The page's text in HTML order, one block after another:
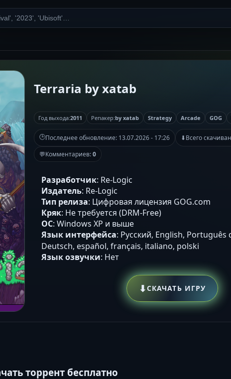
Terraria by xatab
Год выхода:2011 Репакер:by xatab Strategy Arcade GOG
🕒Последнее обновление: 13.07.2026 - 17:26 ⬇Всего
💬Комментариев:0
Разработчик: Re-Logic
Издатель: Re-Logic
Тип релиза: Цифровая лицензия GOG.com
Кряк: Не требуется (DRM-Free)
ОС: Windows XP и выше
Язык интерфейса: Русский, English, Português
Deutsch, español, français, italiano, polski
Язык озвучки: Нет
⬇СКАЧАТЬ ИГРУ
торрент бесплатно